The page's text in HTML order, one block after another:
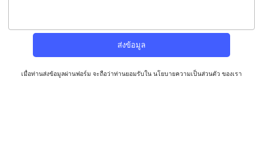
เมื่อท่านส่งข้อมูลผ่านฟอร์ม จะถือว่าท่านยอมรับใน นโยบายความเป็นส่วนตัว ของเรา